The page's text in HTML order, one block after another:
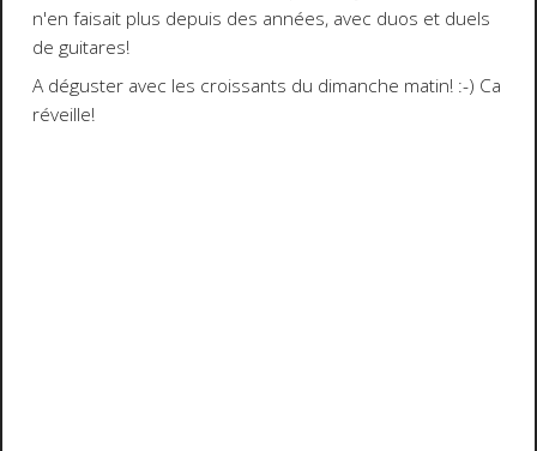
n'en faisait plus depuis des années, avec duos et duels
de guitares!
A déguster avec les croissants du dimanche matin! :-) Ca
réveille!